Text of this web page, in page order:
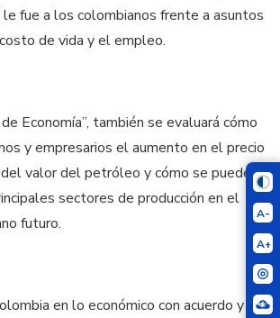
A-
A+
fue a los colombianos frente a asuntos
de vida y el empleo.
Economía”, también se evaluará cómo
y empresarios el aumento en el precio
valor del petróleo y cómo se pueden
sectores de producción en el
futuro.
en lo económico con acuerdo y